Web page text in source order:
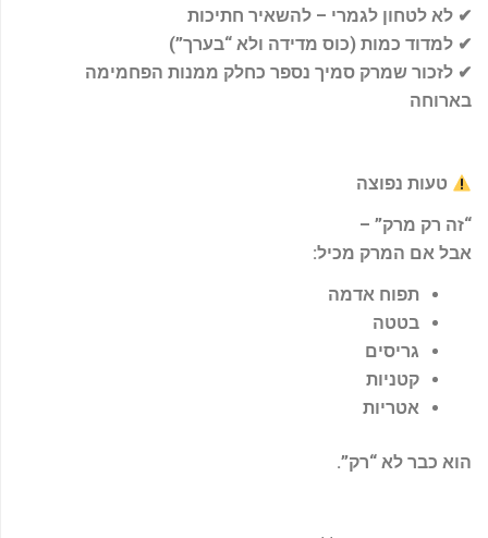
✔ לא לטחון לגמרי – להשאיר חתיכות
✔ למדוד כמות (כוס מדידה ולא “בערך”)
✔ לזכור שמרק סמיך נספר כחלק ממנות הפחמימה
בארוחה
טעות נפוצה
“זה רק מרק” –
אבל אם המרק מכיל:
תפוח אדמה
בטטה
גריסים
קטניות
אטריות
הוא כבר לא “רק”.